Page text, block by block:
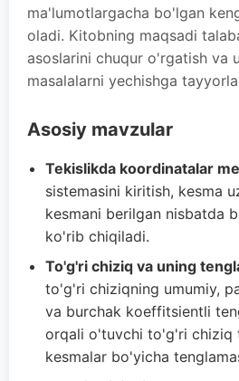
ma'lumotlargacha bo'lgan
oladi. Kitobning maqsadi
asoslarini chuqur o'rgatish va
masalalarni yechishga
Asosiy mavzular
Tekislikda koordinatalar
sistemasini kiritish, kesma
kesmani berilgan nisbatda
ko'rib chiqiladi.
To'g'ri chiziq va uning
to'g'ri chiziqning umumiy,
va burchak koeffitsientli
orqali o'tuvchi to'g'ri chiziq
kesmalar bo'yicha